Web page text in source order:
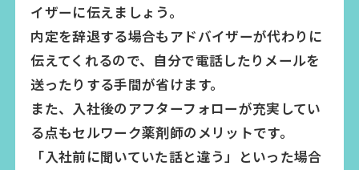
イザーに伝えましょう。
内定を辞退する場合もアドバイザーが代わりに
伝えてくれるので、自分で電話したりメールを
送ったりする手間が省けます。
また、入社後のアフターフォローが充実してい
る点もセルワーク薬剤師のメリットです。
「入社前に聞いていた話と違う」といった場合